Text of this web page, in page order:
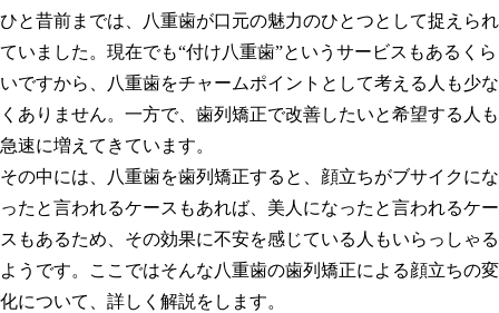
ひと昔前までは、八重歯が口元の魅力のひとつとして捉えられ
ていました。現在でも“付け八重歯”というサービスもあるくら
いですから、八重歯をチャームポイントとして考える人も少な
くありません。一方で、歯列矯正で改善したいと希望する人も
急速に増えてきています。
その中には、八重歯を歯列矯正すると、顔立ちがブサイクにな
ったと言われるケースもあれば、美人になったと言われるケー
スもあるため、その効果に不安を感じている人もいらっしゃる
ようです。ここではそんな八重歯の歯列矯正による顔立ちの変
化について、詳しく解説をします。